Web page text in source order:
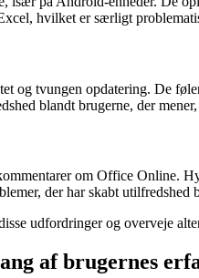
hvilket er særligt
og tvungen opdatering. De
blandt brugerne, der
om Office
der har skabt utilfredshed
udfordringer og overveje
af brugernes